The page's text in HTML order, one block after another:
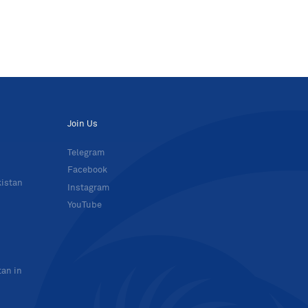
in
Join Us
Telegram
Facebook
Instagram
YouTube